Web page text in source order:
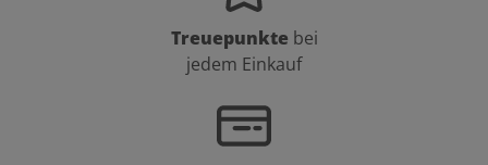
Treuepunkte bei
jedem Einkauf